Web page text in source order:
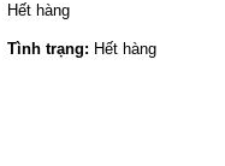
Hết hàng
Tình trạng: Hết hàng